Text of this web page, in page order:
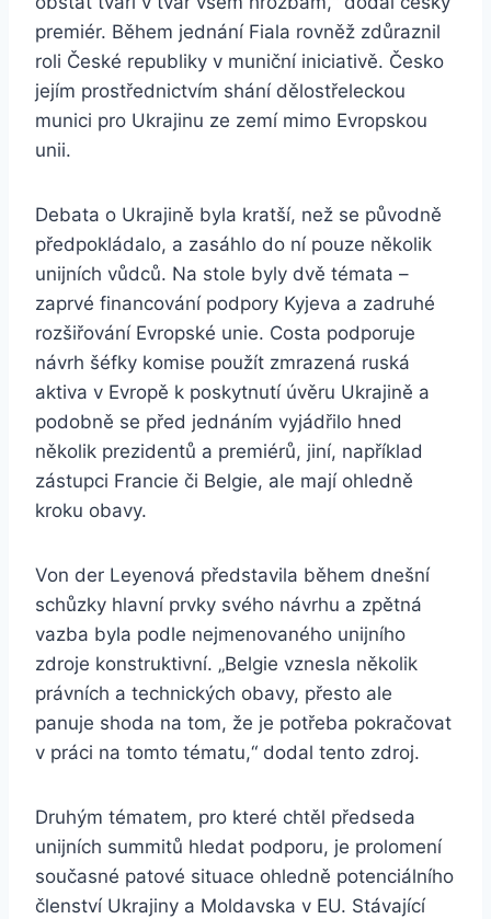
premiér. Během jednání Fiala rovněž zdůraznil
roli České republiky v muniční iniciativě. Česko
jejím prostřednictvím shání dělostřeleckou
munici pro Ukrajinu ze zemí mimo Evropskou
unii.
Debata o Ukrajině byla kratší, než se původně
předpokládalo, a zasáhlo do ní pouze několik
unijních vůdců. Na stole byly dvě témata –
zaprvé financování podpory Kyjeva a zadruhé
rozšiřování Evropské unie. Costa podporuje
návrh šéfky komise použít zmrazená ruská
aktiva v Evropě k poskytnutí úvěru Ukrajině a
podobně se před jednáním vyjádřilo hned
několik prezidentů a premiérů, jiní, například
zástupci Francie či Belgie, ale mají ohledně
kroku obavy.
Von der Leyenová představila během dnešní
schůzky hlavní prvky svého návrhu a zpětná
vazba byla podle nejmenovaného unijního
zdroje konstruktivní. „Belgie vznesla několik
právních a technických obavy, přesto ale
panuje shoda na tom, že je potřeba pokračovat
v práci na tomto tématu,“ dodal tento zdroj.
Druhým tématem, pro které chtěl předseda
unijních summitů hledat podporu, je prolomení
současné patové situace ohledně potenciálního
členství Ukrajiny a Moldavska v EU. Stávající